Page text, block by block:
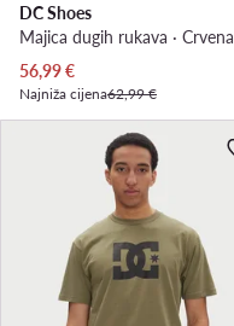
DC Shoes
Majica dugih rukava · Crvena
Trenutna cijena
56,99€
Najniža cijena62,99 €